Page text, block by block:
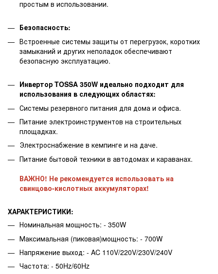
простым в использовании.
Безопасность:
Встроенные системы защиты от перегрузок, коротких
замыканий и других неполадок обеспечивают
безопасную эксплуатацию.
Инвертор TOSSA 350W идеально подходит для
использования в следующих областях:
Системы резервного питания для дома и офиса.
Питание электроинструментов на строительных
площадках.
Электроснабжение в кемпинге и на даче.
Питание бытовой техники в автодомах и караванах.
ВАЖНО! Не рекомендуется использовать на
свинцово-кислотных аккумуляторах!
ХАРАКТЕРИСТИКИ:
Номинальная мощность: - 350W
Максимальная (пиковая)мощность: - 700W
Напряжение выход: - AC 110V/220V/230V/240V
Частота: - 50Hz/60Hz